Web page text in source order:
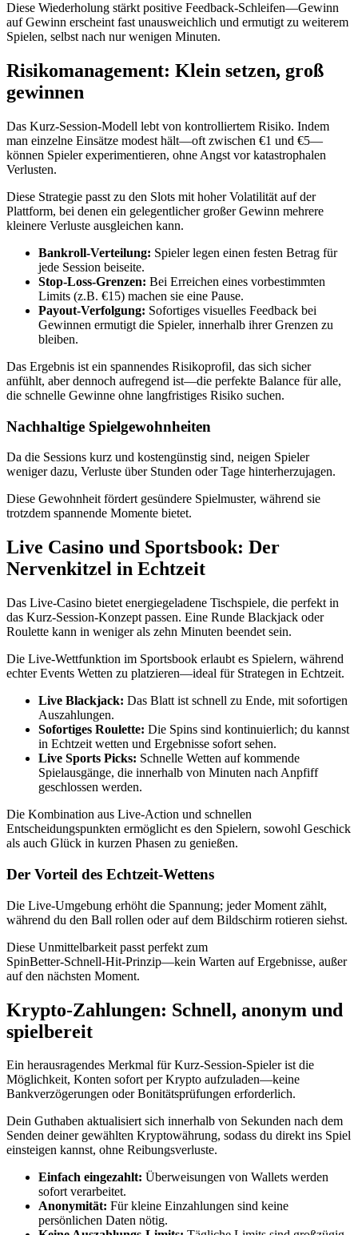
Diese Wiederholung stärkt positive Feedback‑Schleifen—Gewinn
auf Gewinn erscheint fast unausweichlich und ermutigt zu weiterem
Spielen, selbst nach nur wenigen Minuten.
Risikomanagement: Klein setzen, groß
gewinnen
Das Kurz‑Session‑Modell lebt von kontrolliertem Risiko. Indem
man einzelne Einsätze modest hält—oft zwischen €1 und €5—
können Spieler experimentieren, ohne Angst vor katastrophalen
Verlusten.
Diese Strategie passt zu den Slots mit hoher Volatilität auf der
Plattform, bei denen ein gelegentlicher großer Gewinn mehrere
kleinere Verluste ausgleichen kann.
Bankroll‑Verteilung: Spieler legen einen festen Betrag für
jede Session beiseite.
Stop‑Loss‑Grenzen: Bei Erreichen eines vorbestimmten
Limits (z.B. €15) machen sie eine Pause.
Payout‑Verfolgung: Sofortiges visuelles Feedback bei
Gewinnen ermutigt die Spieler, innerhalb ihrer Grenzen zu
bleiben.
Das Ergebnis ist ein spannendes Risikoprofil, das sich sicher
anfühlt, aber dennoch aufregend ist—die perfekte Balance für alle,
die schnelle Gewinne ohne langfristiges Risiko suchen.
Nachhaltige Spielgewohnheiten
Da die Sessions kurz und kostengünstig sind, neigen Spieler
weniger dazu, Verluste über Stunden oder Tage hinterherzujagen.
Diese Gewohnheit fördert gesündere Spielmuster, während sie
trotzdem spannende Momente bietet.
Live Casino und Sportsbook: Der
Nervenkitzel in Echtzeit
Das Live‑Casino bietet energiegeladene Tischspiele, die perfekt in
das Kurz‑Session‑Konzept passen. Eine Runde Blackjack oder
Roulette kann in weniger als zehn Minuten beendet sein.
Die Live‑Wettfunktion im Sportsbook erlaubt es Spielern, während
echter Events Wetten zu platzieren—ideal für Strategen in Echtzeit.
Live Blackjack: Das Blatt ist schnell zu Ende, mit sofortigen
Auszahlungen.
Sofortiges Roulette: Die Spins sind kontinuierlich; du kannst
in Echtzeit wetten und Ergebnisse sofort sehen.
Live Sports Picks: Schnelle Wetten auf kommende
Spielausgänge, die innerhalb von Minuten nach Anpfiff
geschlossen werden.
Die Kombination aus Live‑Action und schnellen
Entscheidungspunkten ermöglicht es den Spielern, sowohl Geschick
als auch Glück in kurzen Phasen zu genießen.
Der Vorteil des Echtzeit‑Wettens
Die Live‑Umgebung erhöht die Spannung; jeder Moment zählt,
während du den Ball rollen oder auf dem Bildschirm rotieren siehst.
Diese Unmittelbarkeit passt perfekt zum
SpinBetter‑Schnell‑Hit‑Prinzip—kein Warten auf Ergebnisse, außer
auf den nächsten Moment.
Krypto‑Zahlungen: Schnell, anonym und
spielbereit
Ein herausragendes Merkmal für Kurz‑Session‑Spieler ist die
Möglichkeit, Konten sofort per Krypto aufzuladen—keine
Bankverzögerungen oder Bonitätsprüfungen erforderlich.
Dein Guthaben aktualisiert sich innerhalb von Sekunden nach dem
Senden deiner gewählten Kryptowährung, sodass du direkt ins Spiel
einsteigen kannst, ohne Reibungsverluste.
Einfach eingezahlt: Überweisungen von Wallets werden
sofort verarbeitet.
Anonymität: Für kleine Einzahlungen sind keine
persönlichen Daten nötig.